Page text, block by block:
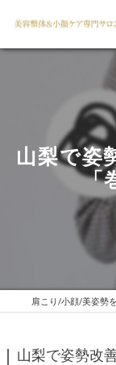
山梨で姿
「
山梨で姿勢改